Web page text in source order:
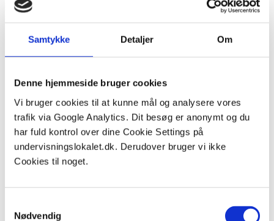
Samtykke Detaljer Om
Denne hjemmeside bruger cookies
Vi bruger cookies til at kunne mål og analysere vores
trafik via Google Analytics. Dit besøg er anonymt og du
har fuld kontrol over dine Cookie Settings på
undervisningslokalet.dk. Derudover bruger vi ikke
Cookies til noget.
Nødvendig
Postnummer og bynavn
Kontakperson: Fulde navn
Kontaktpersons telefonnummer